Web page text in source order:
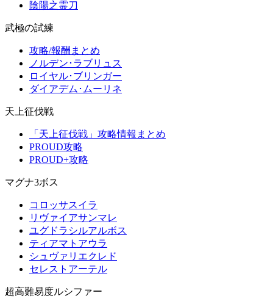
陰陽之霊刀
武極の試練
攻略/報酬まとめ
ノルデン･ラブリュス
ロイヤル･ブリンガー
ダイアデム･ムーリネ
天上征伐戦
「天上征伐戦」攻略情報まとめ
PROUD攻略
PROUD+攻略
マグナ3ボス
コロッサスイラ
リヴァイアサンマレ
ユグドラシルアルボス
ティアマトアウラ
シュヴァリエクレド
セレストアーテル
超高難易度ルシファー